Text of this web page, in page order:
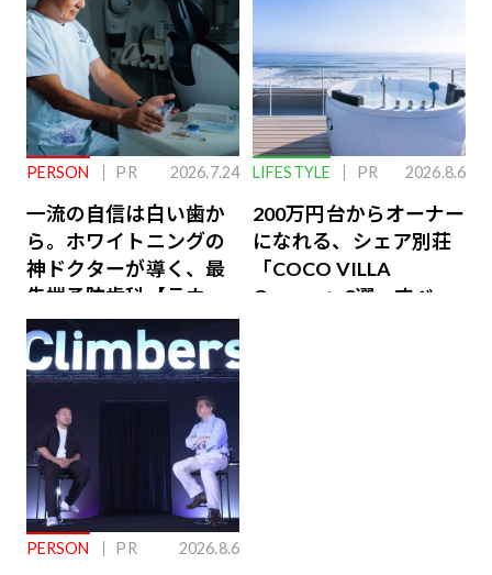
PERSON PR 2026.7.24
一流の自信は白い歯か
ら。ホワイトニングの
神ドクターが導く、最
先端予防歯科【ラウン
ジ会員特典あり】
LIFESTYLE PR 2026.8.6
200万円台からオーナー
になれる、シェア別荘
「COCO VILLA
Owners」3選。すべて
PERSON PR 2026.8.6